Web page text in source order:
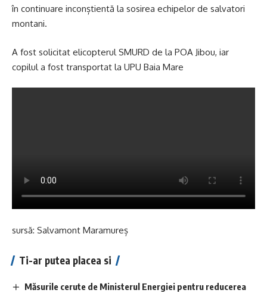
în continuare inconștientă la sosirea echipelor de salvatori
montani.
A fost solicitat elicopterul SMURD de la POA Jibou, iar
copilul a fost transportat la UPU Baia Mare
sursă: Salvamont Maramureș
Ti-ar putea placea si
Măsurile cerute de Ministerul Energiei pentru reducerea